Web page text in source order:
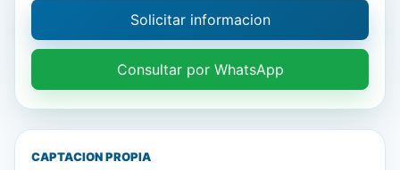
Solicitar informacion
Consultar por WhatsApp
CAPTACION PROPIA